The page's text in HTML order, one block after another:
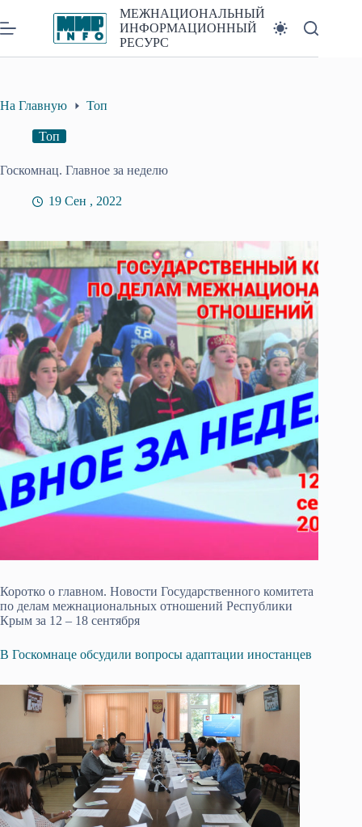
к
сути
МЕЖНАЦИОНАЛЬНЫЙ
ИНФОРМАЦИОННЫЙ
РЕСУРС
На Главную Топ
Топ
Госкомнац. Главное за неделю
19 Сен , 2022
Коротко о главном. Новости Государственного комитета
по делам межнациональных отношений Республики
Крым за 12 – 18 сентября
В Госкомнаце обсудили вопросы адаптации иностанцев